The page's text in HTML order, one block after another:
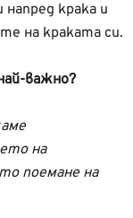
крака и
на краката си.
важно?
на
поемане на